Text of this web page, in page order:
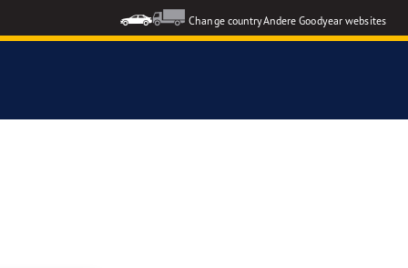
Change countryAndere Goodyear websites